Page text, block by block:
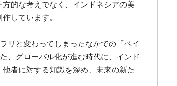
的な考えでなく、インドネシアの美
しています。
リと変わってしまったなかでの「ペイ
、グローバル化が進む時代に、インド
者に対する知識を深め、未来の新た